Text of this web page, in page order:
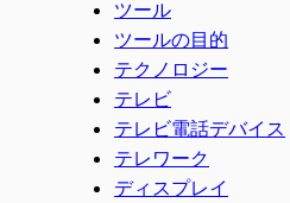
ツール
ツールの目的
テクノロジー
テレビ
テレビ電話デバイス
テレワーク
ディスプレイ